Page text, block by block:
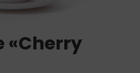
«Cherry